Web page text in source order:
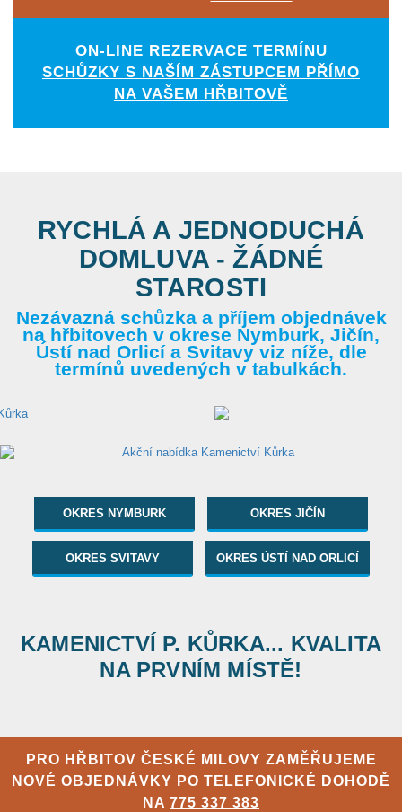
ON-LINE REZERVACE TERMÍNU
SCHŮZKY S NAŠÍM ZÁSTUPCEM PŘÍMO
NA VAŠEM HŘBITOVĚ
RYCHLÁ A JEDNODUCHÁ
DOMLUVA - ŽÁDNÉ
STAROSTI
Nezávazná schůzka a příjem objednávek
na hřbitovech v okrese Nymburk, Jičín,
Ústí nad Orlicí a Svitavy viz níže, dle
termínů uvedených v tabulkách.
OKRES NYMBURK OKRES JIČÍN
OKRES SVITAVY OKRES ÚSTÍ NAD ORLICÍ
KAMENICTVÍ P. KŮRKA... KVALITA
NA PRVNÍM MÍSTĚ!
PRO HŘBITOV ČESKÉ MILOVY ZAMĚŘUJEME
NOVÉ OBJEDNÁVKY PO TELEFONICKÉ DOHODĚ
NA 775 337 383